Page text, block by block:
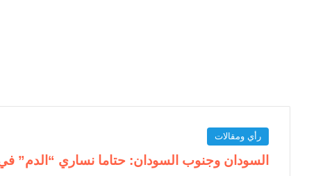
رأي ومقالات
السودان وجنوب السودان: حتاما نساري “الدم”